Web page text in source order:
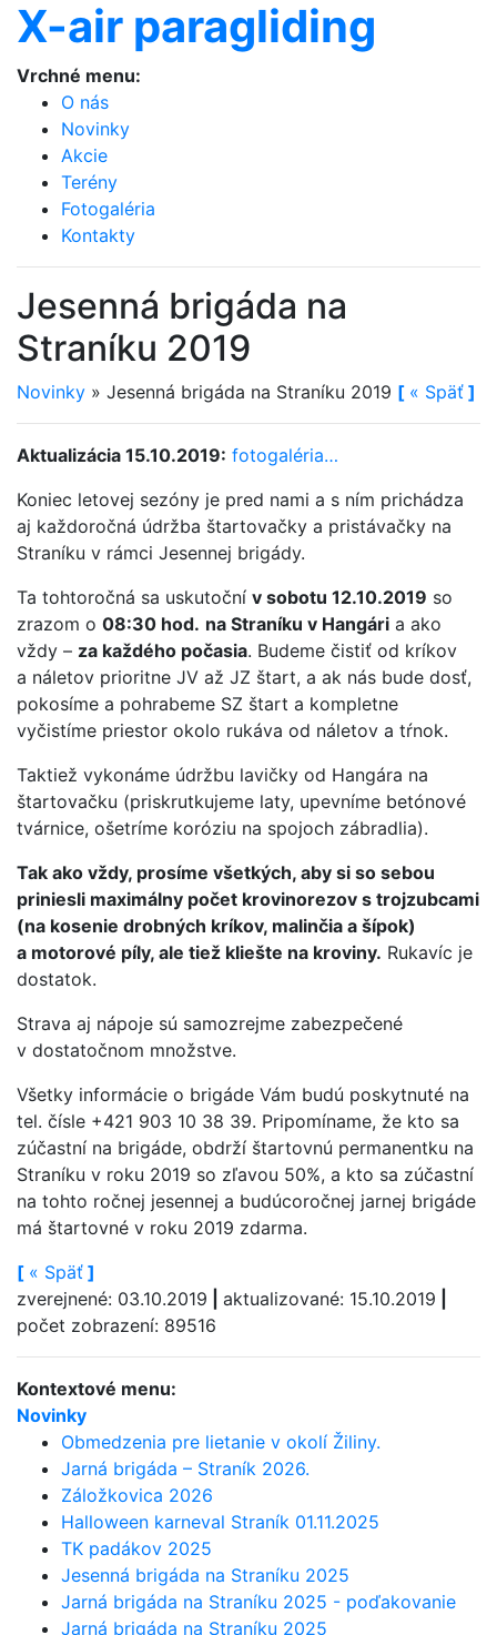
X-air paragliding
Vrchné menu:
O nás
Novinky
Akcie
Terény
Fotogaléria
Kontakty
Jesenná brigáda na
Straníku 2019
Novinky » Jesenná brigáda na Straníku 2019 [ « Späť ]
Aktualizácia 15.10.2019: fotogaléria…
Koniec letovej sezóny je pred nami a s ním prichádza
aj každoročná údržba štartovačky a pristávačky na
Straníku v rámci Jesennej brigády.
Ta tohtoročná sa uskutoční v sobotu 12.10.2019 so
zrazom o 08:30 hod. na Straníku v Hangári a ako
vždy – za každého počasia. Budeme čistiť od kríkov
a náletov prioritne JV až JZ štart, a ak nás bude dosť,
pokosíme a pohrabeme SZ štart a kompletne
vyčistíme priestor okolo rukáva od náletov a tŕnok.
Taktiež vykonáme údržbu lavičky od Hangára na
štartovačku (priskrutkujeme laty, upevníme betónové
tvárnice, ošetríme koróziu na spojoch zábradlia).
Tak ako vždy, prosíme všetkých, aby si so sebou
priniesli maximálny počet krovinorezov s trojzubcami
(na kosenie drobných kríkov, malinčia a šípok)
a motorové píly, ale tiež kliešte na kroviny. Rukavíc je
dostatok.
Strava aj nápoje sú samozrejme zabezpečené
v dostatočnom množstve.
Všetky informácie o brigáde Vám budú poskytnuté na
tel. čísle +421 903 10 38 39. Pripomíname, že kto sa
zúčastní na brigáde, obdrží štartovnú permanentku na
Straníku v roku 2019 so zľavou 50%, a kto sa zúčastní
na tohto ročnej jesennej a budúcoročnej jarnej brigáde
má štartovné v roku 2019 zdarma.
[ « Späť ]
zverejnené: 03.10.2019
aktualizované: 15.10.2019
počet zobrazení: 89516
Kontextové menu:
Novinky
Obmedzenia pre lietanie v okolí Žiliny.
Jarná brigáda – Straník 2026.
Záložkovica 2026
Halloween karneval Straník 01.11.2025
TK padákov 2025
Jesenná brigáda na Straníku 2025
Jarná brigáda na Straníku 2025 - poďakovanie
Jarná brigáda na Straníku 2025